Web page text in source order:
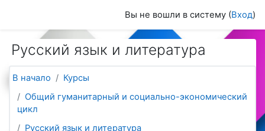
Вы не вошли в систему (Вход)
Русский язык и литература
В начало
Курсы
Общий гуманитарный и социально-экономический
цикл
Русский язык и литература